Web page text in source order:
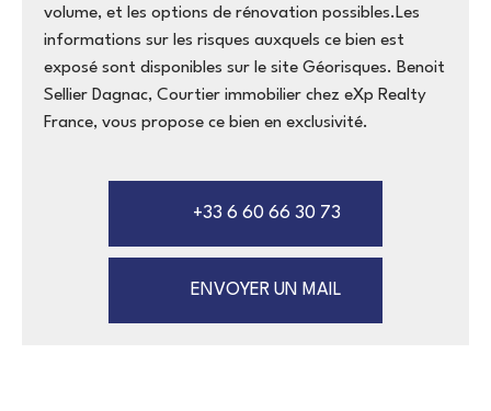
volume, et les options de rénovation possibles.Les
informations sur les risques auxquels ce bien est
exposé sont disponibles sur le site Géorisques. Benoit
Sellier Dagnac, Courtier immobilier chez eXp Realty
France, vous propose ce bien en exclusivité.
+33 6 60 66 30 73
ENVOYER UN MAIL